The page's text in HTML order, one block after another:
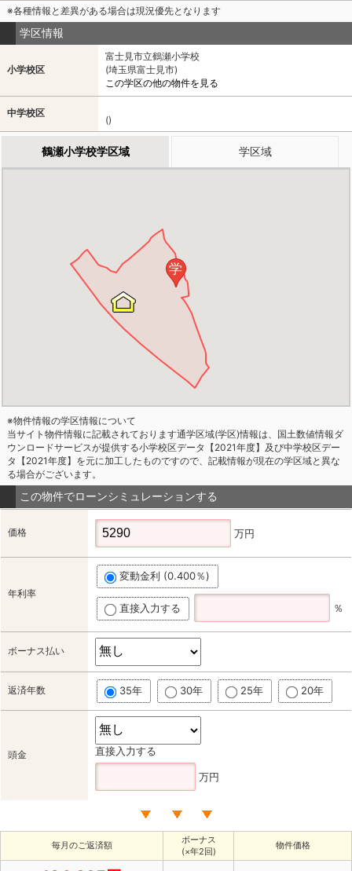
※各種情報と差異がある場合は現況優先となります
学区情報
小学校区
富士見市立鶴瀬小学校
(埼玉県富士見市)
この学区の他の物件を見る
中学校区
()
鶴瀬小学校学区域 学区域
学
※物件情報の学区情報について
当サイト物件情報に記載されております通学区域(学区)情報は、国土数値情報ダ
ウンロードサービスが提供する小学校区データ【2021年度】及び中学校区デー
タ【2021年度】を元に加工したものですので、記載情報が現在の学区域と異な
る場合がございます。
この物件でローンシミュレーションする
価格 万円
年利率
変動金利 (0.400％)
直接入力する ％
ボーナス払い
返済年数 35年 30年 25年 20年
頭金 直接入力する
万円
毎月のご返済額
ボーナス
(×年2回)
物件価格